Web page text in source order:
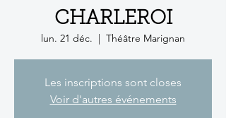
CHARLEROI
lun. 21 déc.
  |
Théâtre Marignan
Les inscriptions sont closes
Voir d'autres événements